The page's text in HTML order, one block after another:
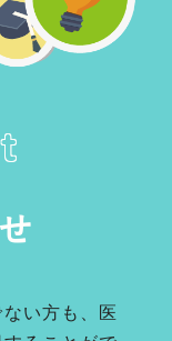
い方も、医